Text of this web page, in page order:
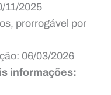
11/2025
prorrogável por
06/03/2026
informações: